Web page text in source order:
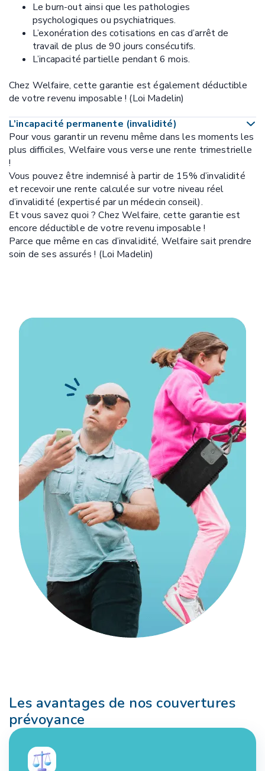
Le burn-out ainsi que les pathologies
psychologiques ou psychiatriques.
L’exonération des cotisations en cas d’arrêt de
travail de plus de 90 jours consécutifs.
L’incapacité partielle pendant 6 mois.
Chez Welfaire, cette garantie est également déductible
de votre revenu imposable ! (Loi Madelin)
L’incapacité permanente (invalidité)
Pour vous garantir un revenu même dans les moments les
plus difficiles, Welfaire vous verse une rente trimestrielle
!
Vous pouvez être indemnisé à partir de 15% d’invalidité
et recevoir une rente calculée sur votre niveau réel
d’invalidité (expertisé par un médecin conseil).
Et vous savez quoi ? Chez Welfaire, cette garantie est
encore déductible de votre revenu imposable !
Parce que même en cas d’invalidité, Welfaire sait prendre
soin de ses assurés ! (Loi Madelin)
Les avantages de nos couvertures
prévoyance